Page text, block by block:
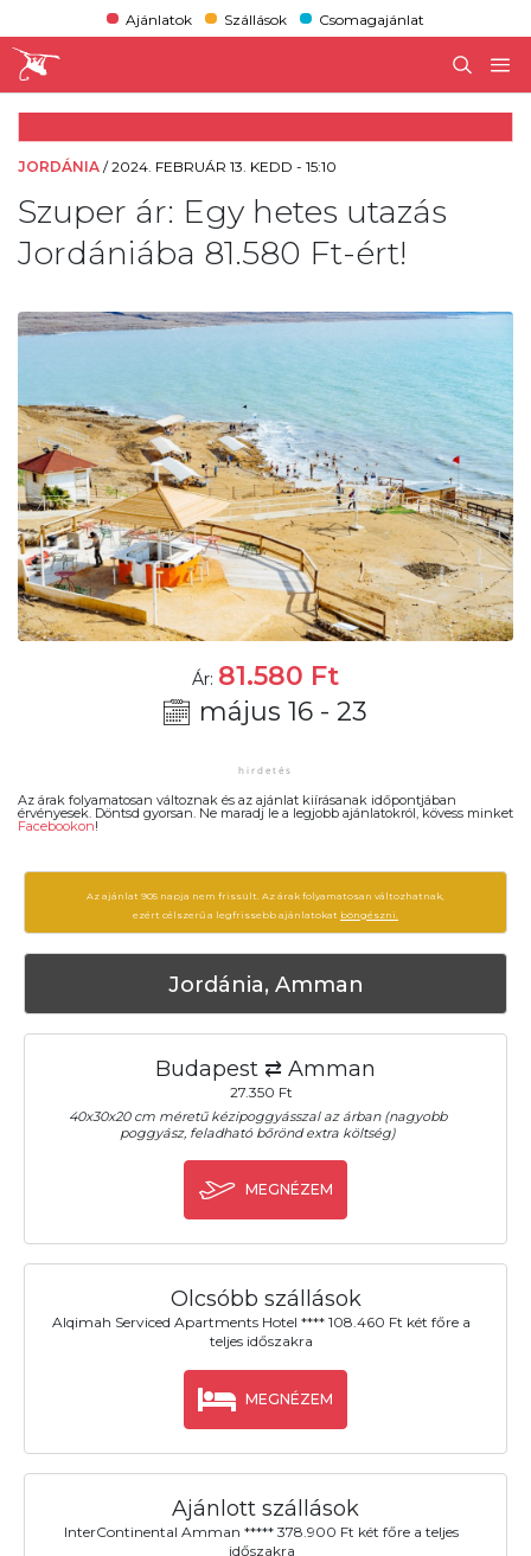
Ajánlatok Szállások Csomagajánlat
JORDÁNIA /2024. FEBRUÁR 13. KEDD - 15:10
Szuper ár: Egy hetes utazás
Jordániába 81.580 Ft-ért!
Ár: 81.580 Ft
május 16 - 23
Az árak folyamatosan változnak és az ajánlat kiírásanak időpontjában
érvényesek. Döntsd gyorsan. Ne maradj le a legjobb ajánlatokról, kövess minket
Facebookon!
Az ajánlat 905 napja nem frissült. Az árak folyamatosan változhatnak,
ezért célszerű a legfrissebb ajánlatokat böngészni.
Jordánia, Amman
Budapest ⇄ Amman
27.350 Ft
40x30x20 cm méretű kézipoggyásszal az árban (nagyobb
poggyász, feladható bőrönd extra költség)
MEGNÉZEM
Olcsóbb szállások
Alqimah Serviced Apartments Hotel **** 108.460 Ft két főre a
teljes időszakra
MEGNÉZEM
Ajánlott szállások
InterContinental Amman ***** 378.900 Ft két főre a teljes
időszakra